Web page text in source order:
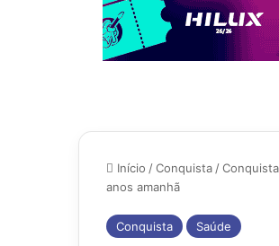
Início /Conquista /
anos amanhã
Conquista Saúde